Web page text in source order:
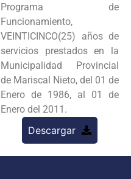
Programa de
Funcionamiento,
VEINTICINCO(25) años de
servicios prestados en la
Municipalidad Provincial
de Mariscal Nieto, del 01 de
Enero de 1986, al 01 de
Enero del 2011.
Descargar